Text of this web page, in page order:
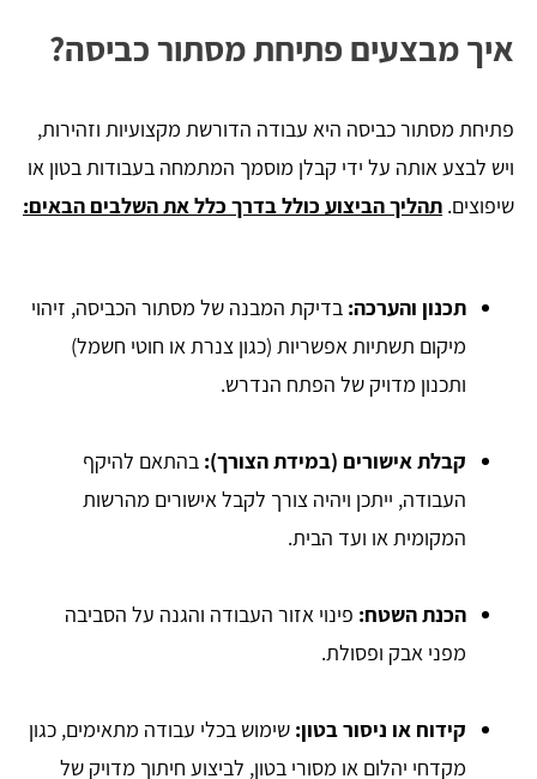
איך מבצעים פתיחת מסתור כביסה?
פתיחת מסתור כביסה היא עבודה הדורשת מקצועיות וזהירות,
ויש לבצע אותה על ידי קבלן מוסמך המתמחה בעבודות בטון או
שיפוצים. תהליך הביצוע כולל בדרך כלל את השלבים הבאים:
תכנון והערכה: בדיקת המבנה של מסתור הכביסה, זיהוי
מיקום תשתיות אפשריות (כגון צנרת או חוטי חשמל)
ותכנון מדויק של הפתח הנדרש.
קבלת אישורים (במידת הצורך): בהתאם להיקף
העבודה, ייתכן ויהיה צורך לקבל אישורים מהרשות
המקומית או ועד הבית.
הכנת השטח: פינוי אזור העבודה והגנה על הסביבה
מפני אבק ופסולת.
קידוח או ניסור בטון: שימוש בכלי עבודה מתאימים, כגון
מקדחי יהלום או מסורי בטון, לביצוע חיתוך מדויק של